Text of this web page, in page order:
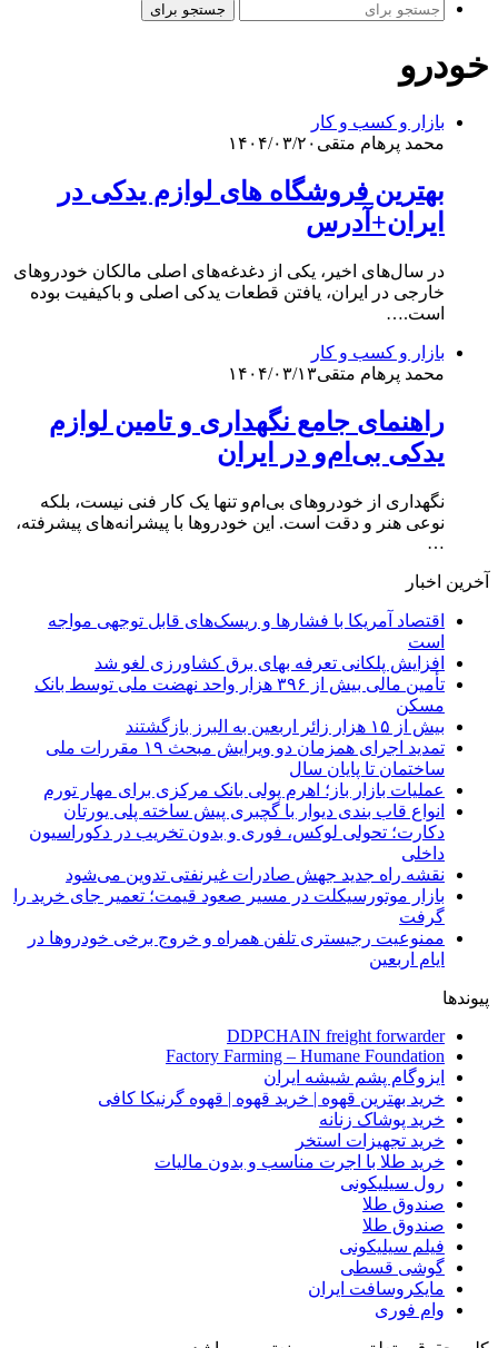
جستجو برای
خودرو
بازار و کسب و کار
محمد پرهام متقی ۱۴۰۴/۰۳/۲۰
بهترین فروشگاه های لوازم یدکی در
ایران+آدرس
در سال‌های اخیر، یکی از دغدغه‌های اصلی مالکان خودروهای
خارجی در ایران، یافتن قطعات یدکی اصلی و باکیفیت بوده
است.…
بازار و کسب و کار
محمد پرهام متقی۱۴۰۴/۰۳/۱۳
راهنمای جامع نگهداری و تامین لوازم
یدکی بی‌ام‌و در ایران
نگهداری از خودروهای بی‌ام‌و تنها یک کار فنی نیست، بلکه
نوعی هنر و دقت است. این خودروها با پیشرانه‌های پیشرفته،
…
آخرین اخبار
اقتصاد آمریکا با فشارها و ریسک‌های قابل توجهی مواجه
است
افزایش پلکانی تعرفه بهای برق کشاورزی لغو شد
تأمین مالی بیش از ۳۹۶ هزار واحد نهضت ملی توسط بانک
مسکن
بیش از ۱۵ هزار زائر اربعین به البرز بازگشتند
تمدید اجرای همزمان دو ویرایش مبحث ۱۹ مقررات ملی
ساختمان تا پایان سال
عملیات بازار باز؛ اهرم پولی بانک مرکزی برای مهار تورم
انواع قاب بندی دیوار با گچبری پیش ساخته پلی یورتان
دکارت؛ تحولی لوکس، فوری و بدون تخریب در دکوراسیون
داخلی
نقشه راه جدید جهش صادرات غیرنفتی تدوین می‌شود
بازار موتورسیکلت در مسیر صعود قیمت؛ تعمیر جای خرید را
گرفت
ممنوعیت رجیستری تلفن همراه و خروج برخی خودروها در
ایام اربعین
پیوندها
DDPCHAIN freight forwarder
Factory Farming – Humane Foundation
ایزوگام پشم شیشه ایران
خرید بهترین قهوه | خرید قهوه | قهوه گرنیکا کافی
خرید پوشاک زنانه
خرید تجهیزات استخر
خرید طلا با اجرت مناسب و بدون مالیات
رول سیلیکونی
صندوق طلا
صندوق طلا
فیلم سیلیکونی
گوشی قسطی
مایکروسافت ایران
وام فوری